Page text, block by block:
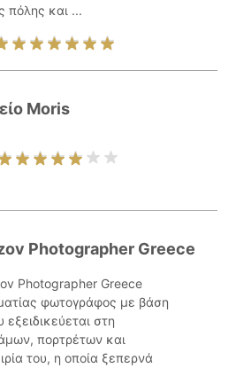
πόλης και ...
Μοris
Photographer Greece
Photographer Greece
φωτογράφος με βάση
στη
πορτρέτων και
του, η οποία ξεπερνά